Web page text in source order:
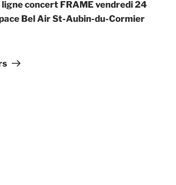
concert FRAME vendredi 24
Bel Air St-Aubin-du-Cormier